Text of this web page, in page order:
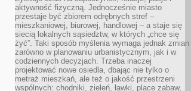
aktywność fizyczną. Jednocześnie miasto
przestaje być zbiorem odrębnych stref –
mieszkaniowej, biurowej, handlowej – a staje się
siecią lokalnych sąsiedztw, w których „chce się
żyć”. Taki sposób myślenia wymaga jednak zmian
zarówno w planowaniu urbanistycznym, jak i w
codziennych decyzjach. Trzeba inaczej
projektować nowe osiedla, dbając nie tylko o
metraż mieszkań, ale też o jakość przestrzeni
wspólnych: chodniki, zieleń, ławki, place zabaw,